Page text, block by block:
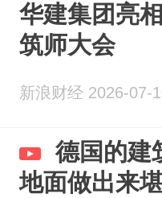
华建集团亮
筑师大会
新浪财经 2026-07-
德国的建
地面做出来